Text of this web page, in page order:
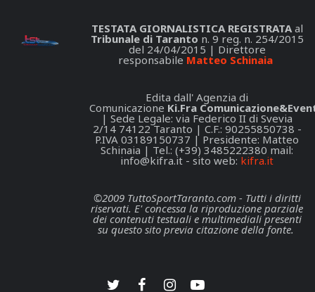
TESTATA GIORNALISTICA REGISTRATAal
Tribunale di Taranto n. 9 reg. n. 254/2015
del 24/04/2015 | Direttore
responsabile Matteo Schinaia
Edita dall' Agenzia di
Comunicazione Ki.Fra
| Sede Legale: via Federico II di Svevia
2/14 74122 Taranto | C.F.: 90255850738 -
P.IVA 03189150737 | Presidente: Matteo
Schinaia | Tel.: (+39) 3485222380 mail:
info@kifra.it - sito web: kifra.it
©2009 TuttoSportTaranto.com - Tutti i diritti
riservati. E' concessa la riproduzione parziale
dei contenuti testuali e multimediali presenti
su questo sito previa citazione della fonte.